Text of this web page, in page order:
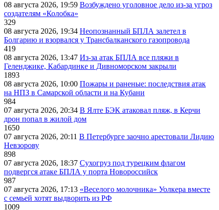
08 августа 2026, 19:59 Возбуждено уголовное дело из-за угроз
создателям «Колобка»
329
08 августа 2026, 19:34 Неопознанный БПЛА залетел в
Болгарию и взорвался у Трансбалканского газопровода
419
08 августа 2026, 13:47 Из-за атак БПЛА все пляжи в
Геленджике, Кабардинке и Дивноморском закрыли
1893
08 августа 2026, 10:00 Пожары и раненые: последствия атак
на НПЗ в Самарской области и на Кубани
984
07 августа 2026, 20:34 В Ялте БЭК атаковал пляж, в Керчи
дрон попал в жилой дом
1650
07 августа 2026, 20:11 В Петербурге заочно арестовали Лидию
Невзорову
898
07 августа 2026, 18:37 Сухогруз под турецким флагом
подвергся атаке БПЛА у порта Новороссийск
987
07 августа 2026, 17:13 «Веселого молочника» Уолкера вместе
с семьей хотят выдворить из РФ
1009